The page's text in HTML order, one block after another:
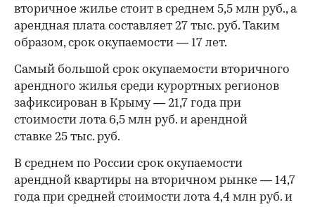
вторичное жилье стоит в среднем 5,5 млн руб., а
арендная плата составляет 27 тыс. руб. Таким
образом, срок окупаемости — 17 лет.
Самый большой срок окупаемости вторичного
арендного жилья среди курортных регионов
зафиксирован в Крыму — 21,7 года при
стоимости лота 6,5 млн руб. и арендной
ставке 25 тыс. руб.
В среднем по России срок окупаемости
арендной квартиры на вторичном рынке — 14,7
года при средней стоимости лота 4,4 млн руб. и